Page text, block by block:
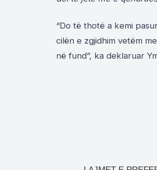
“Do të thotë a kemi
cilën e zgjidhim vetëm
në fund”, ka deklaruar